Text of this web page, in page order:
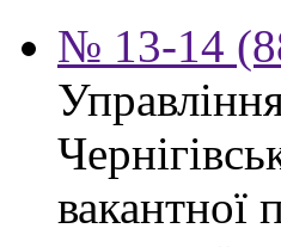
№ 13-14
вакантної